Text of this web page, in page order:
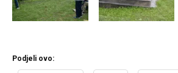
Podjeli ovo: